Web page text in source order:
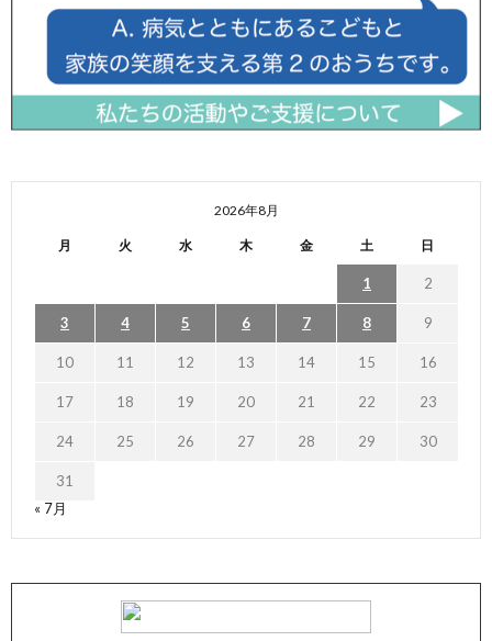
2026年8月
月 火 水 木 金 土 日
1 2
3 4 5 6 7 8 9
10 11 12 13 14 15 16
17 18 19 20 21 22 23
24 25 26 27 28 29 30
31
« 7月